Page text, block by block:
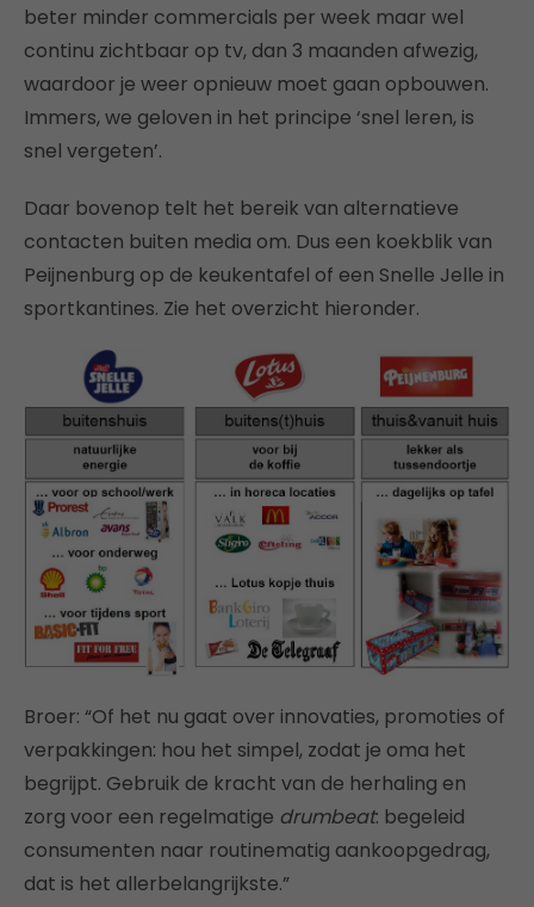
beter minder commercials per week maar wel
continu zichtbaar op tv, dan 3 maanden afwezig,
waardoor je weer opnieuw moet gaan opbouwen.
Immers, we geloven in het principe ‘snel leren, is
snel vergeten’.
Daar bovenop telt het bereik van alternatieve
contacten buiten media om. Dus een koekblik van
Peijnenburg op de keukentafel of een Snelle Jelle in
sportkantines. Zie het overzicht hieronder.
Broer: “Of het nu gaat over innovaties, promoties of
verpakkingen: hou het simpel, zodat je oma het
begrijpt. Gebruik de kracht van de herhaling en
zorg voor een regelmatige drumbeat: begeleid
consumenten naar routinematig aankoopgedrag,
dat is het allerbelangrijkste.”